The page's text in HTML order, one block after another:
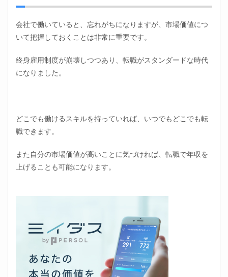
会社で働いていると、忘れがちになりますが、市場価値につ
いて把握しておくことは非常に重要です。
終身雇用制度が崩壊しつつあり、転職がスタンダードな時代
になりました。
どこでも働けるスキルを持っていれば、いつでもどこでも転
職できます。
また自分の市場価値が高いことに気づければ、転職で年収を
上げることも可能になります。